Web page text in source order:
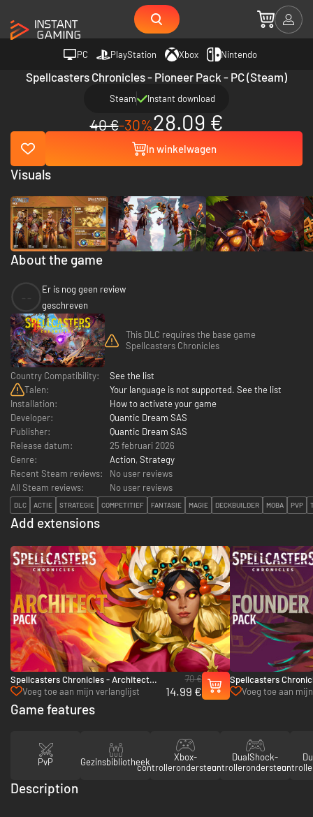
PC PlayStation Xbox Nintendo
Spellcasters Chronicles - Pioneer Pack - PC (Steam)
Steam Instant download
40 €-30%28.09 €
In winkelwagen
About the game
Er is nog geen review
geschreven
This DLC requires the base game
Spellcasters Chronicles
Country Compatibility:
See the list
Talen:
Your language is not supported. See the list
Installation:
How to activate your game
Developer:
Quantic Dream SAS
Publisher:
Quantic Dream SAS
Release datum:
25 februari 2026
Genre:
Action, Strategy
Recent Steam reviews:
No user reviews
All Steam reviews:
No user reviews
DLC ACTIE STRATEGIE COMPETITIEF FANTASIE MAGIE DECKBUILDER MOBA PVP
Add extensions
Spellcasters Chronicles - Architect
Pack - PC (Steam)
Voeg toe aan mijn verlanglijst
70 €
14.99 €
Spellcasters
Pack - PC (Steam)
Voeg toe aan
Visuals
Game features
PvP Gezinsbibliotheek
Xbox-
controllerondersteuning
DualShock-
controllerondersteuning
Description